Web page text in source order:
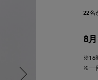
22名
8
※16
※一